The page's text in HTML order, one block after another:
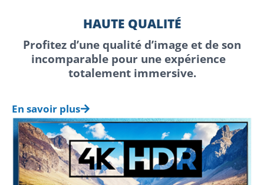
HAUTE QUALITÉ
Profitez d’une qualité d’image et de son
incomparable pour une expérience
totalement immersive.
En savoir plus